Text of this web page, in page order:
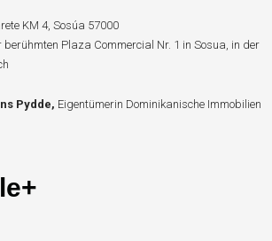
KM 4, Sosúa 57000
Plaza Commercial Nr. 1 in Sosua, in der
Pydde, Eigentümerin Dominikanische Immobilien